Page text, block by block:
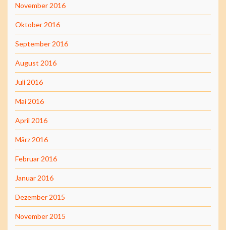
November 2016
Oktober 2016
September 2016
August 2016
Juli 2016
Mai 2016
April 2016
März 2016
Februar 2016
Januar 2016
Dezember 2015
November 2015